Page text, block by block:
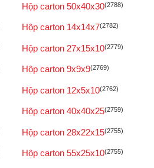
Hộp carton 50x40x30(2788)
Hộp carton 14x14x7(2782)
Hộp carton 27x15x10(2779)
Hộp carton 9x9x9(2769)
Hộp carton 12x5x10(2762)
Hộp carton 40x40x25(2759)
Hộp carton 28x22x15(2755)
Hộp carton 55x25x10(2755)